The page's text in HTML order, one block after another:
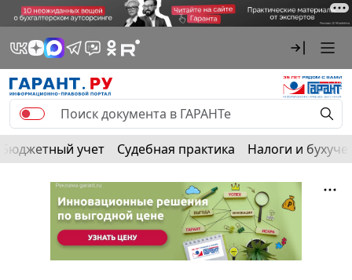
Бюджетный учет Судебная практика Налоги и